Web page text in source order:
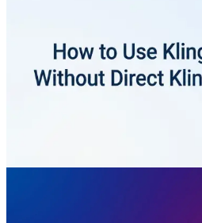
如何在未直接完成
使用 Kling API：